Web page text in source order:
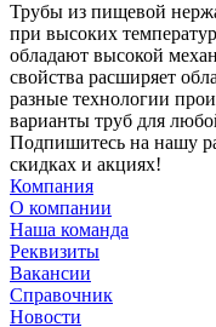
Трубы из пищевой
при высоких
обладают высокой
свойства расширяет
разные технологии
варианты труб для
Подпишитесь на нашу
скидках и акциях!
Компания
О компании
Наша команда
Реквизиты
Вакансии
Справочник
Новости